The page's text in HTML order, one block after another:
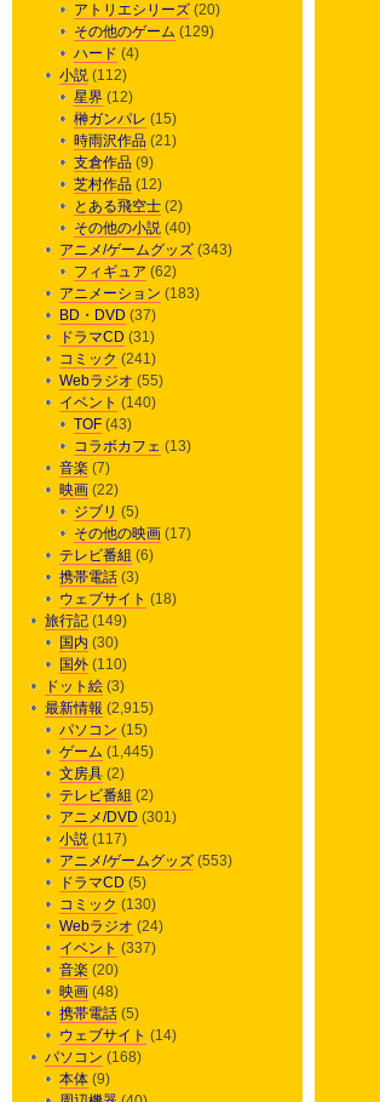
アトリエシリーズ (20)
その他のゲーム (129)
ハード (4)
小説 (112)
星界 (12)
榊ガンパレ (15)
時雨沢作品 (21)
支倉作品 (9)
芝村作品 (12)
とある飛空士 (2)
その他の小説 (40)
アニメ/ゲームグッズ (343)
フィギュア (62)
アニメーション (183)
BD・DVD (37)
ドラマCD (31)
コミック (241)
Webラジオ (55)
イベント (140)
TOF (43)
コラボカフェ (13)
音楽 (7)
映画 (22)
ジブリ (5)
その他の映画 (17)
テレビ番組 (6)
携帯電話 (3)
ウェブサイト (18)
旅行記 (149)
国内 (30)
国外 (110)
ドット絵 (3)
最新情報 (2,915)
パソコン (15)
ゲーム (1,445)
文房具 (2)
テレビ番組 (2)
アニメ/DVD (301)
小説 (117)
アニメ/ゲームグッズ (553)
ドラマCD (5)
コミック (130)
Webラジオ (24)
イベント (337)
音楽 (20)
映画 (48)
携帯電話 (5)
ウェブサイト (14)
パソコン (168)
本体 (9)